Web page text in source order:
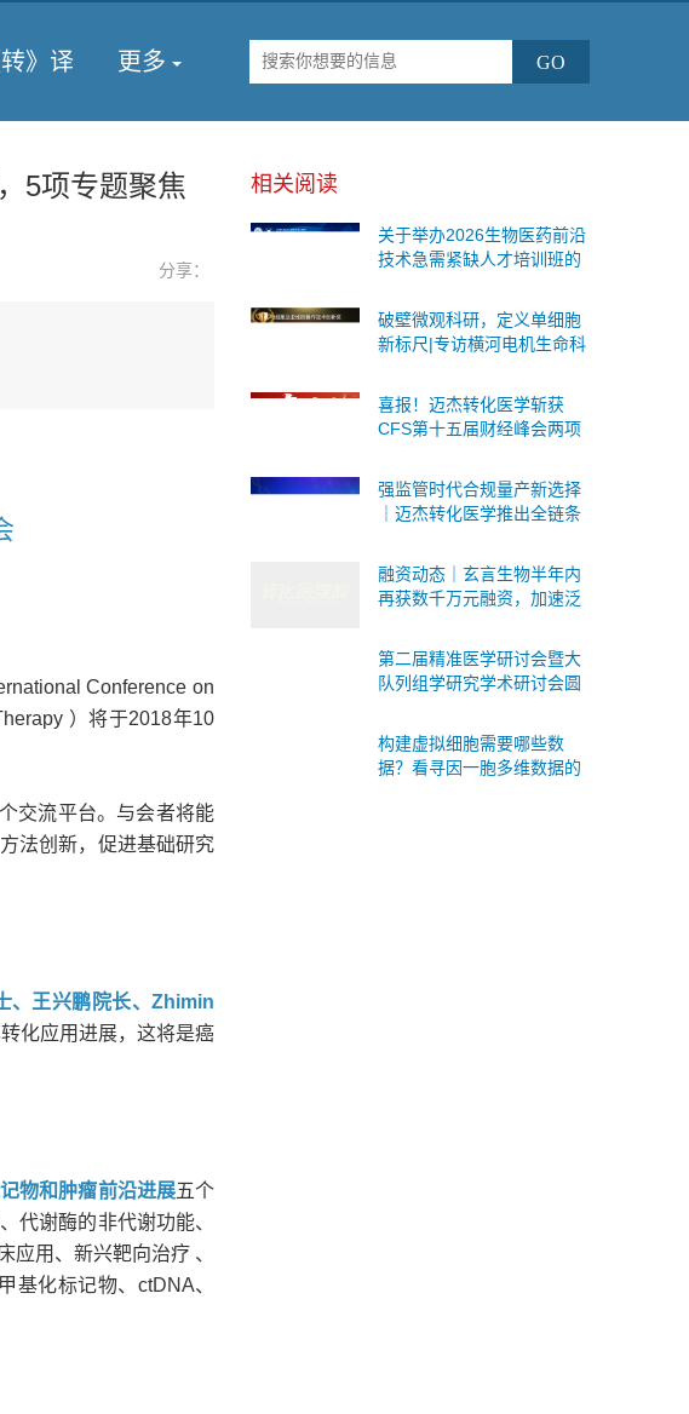
转》译 更多
5项专题聚焦
分享：
Conference on
）将于2018年10
交流平台。与会者将能
法创新，促进基础研究
、王兴鹏院长、Zhimin
化应用进展，这将是癌
物和肿瘤前沿进展五个
代谢酶的非代谢功能、
用、新兴靶向治疗 、
基化标记物、ctDNA、
相关阅读
关于举办2026生物医药前沿
技术急需紧缺人才培训班的
破壁微观科研，定义单细胞
新标尺|专访横河电机生命科
部商务运营总监王海鉴
喜报！迈杰转化医学斩获
CFS第十五届财经峰会两项
强监管时代合规量产新选择
｜迈杰转化医学推出全链条
式承接Ⅰ/Ⅱ/Ⅲ 类IVD委托研
发与生产
融资动态｜玄言生物半年内
再获数千万元融资，加速泛
床转化
第二届精准医学研讨会暨大
队列组学研究学术研讨会圆
质组重磅国内首发！
构建虚拟细胞需要哪些数
据？看寻因一胞多维数据的